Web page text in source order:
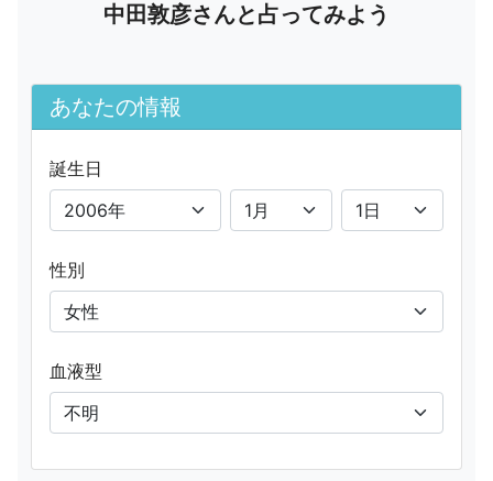
中田敦彦さんと占ってみよう
あなたの情報
誕生日
性別
血液型